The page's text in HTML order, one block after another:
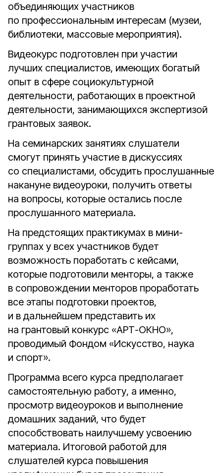
объединяющих участников
по профессиональным интересам (музеи,
библиотеки, массовые мероприятия).
Видеокурс подготовлен при участии
лучших специалистов, имеющих богатый
опыт в сфере социокультурной
деятельности, работающих в проектной
деятельности, занимающихся экспертизой
грантовых заявок.
На семинарских занятиях слушатели
смогут принять участие в дискуссиях
со специалистами, обсудить прослушанные
накануне видеоуроки, получить ответы
на вопросы, которые остались после
прослушанного материала.
На предстоящих практикумах в мини-
группах у всех участников будет
возможность поработать с кейсами,
которые подготовили менторы, а также
в сопровождении менторов проработать
все этапы подготовки проектов,
и в дальнейшем представить их
на грантовый конкурс «АРТ-ОКНО»,
проводимый Фондом «Искусство, наука
и спорт».
Программа всего курса предполагает
самостоятельную работу, а именно,
просмотр видеоуроков и выполнение
домашних заданий, что будет
способствовать наилучшему усвоению
материала. Итоговой работой для
слушателей курса повышения